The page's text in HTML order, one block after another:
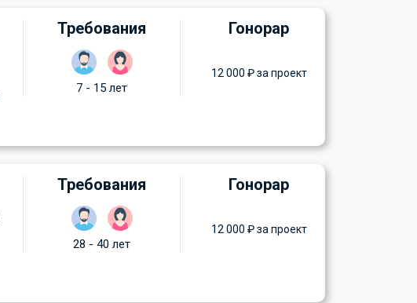
Требования
7 - 15 лет
Гонорар
12 000 ₽ за проект
Требования
28 - 40 лет
Гонорар
12 000 ₽ за проект